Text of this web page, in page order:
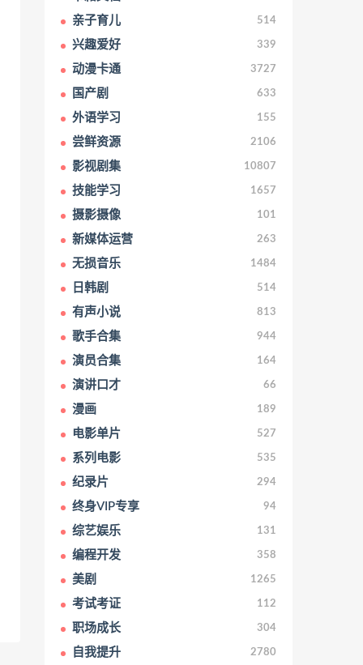
亲子育儿 514
兴趣爱好 339
动漫卡通 3727
国产剧 633
外语学习 155
尝鲜资源 2106
影视剧集 10807
技能学习 1657
摄影摄像 101
新媒体运营 263
无损音乐 1484
日韩剧 514
有声小说 813
歌手合集 944
演员合集 164
演讲口才 66
漫画 189
电影单片 527
系列电影 535
纪录片 294
终身VIP专享 94
综艺娱乐 131
编程开发 358
美剧 1265
考试考证 112
职场成长 304
自我提升 2780